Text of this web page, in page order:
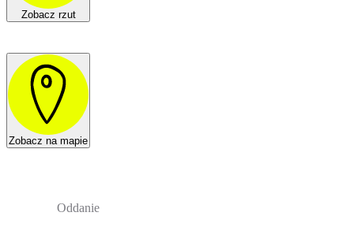
Zobacz rzut
Zobacz na mapie
Oddanie